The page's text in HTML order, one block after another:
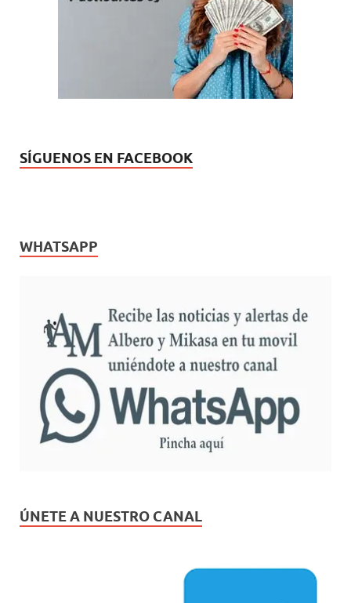
SÍGUENOS EN FACEBOOK
WHATSAPP
ÚNETE A NUESTRO CANAL